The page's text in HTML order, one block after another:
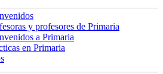
y profesores de Primaria
a Primaria
en Primaria